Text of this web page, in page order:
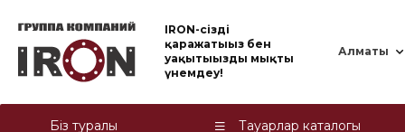
IRON-cіздің
қаражатыңыз бен
уақытыңызды мықты
үнемдеу!
Алматы
Біз туралы Тауарлар каталогы